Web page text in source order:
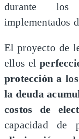
durante los
implementados
​El proyecto de
ellos el
protección a
la deuda
costos de
capacidad